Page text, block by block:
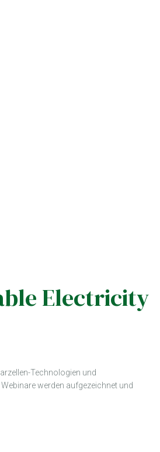
Electricity
Technologien und
werden aufgezeichnet und